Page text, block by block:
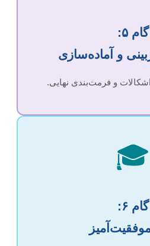
گام ۵:
و آماده‌سازی
و فرمت‌بندی نهایی.
🎓
گام ۶: